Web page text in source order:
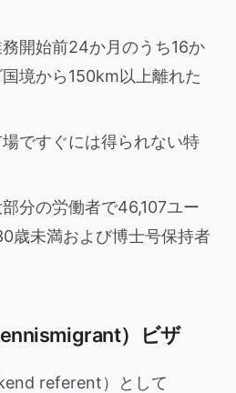
開始前24か月のうち16か
境から150km以上離れた
ですぐには得られない特
分の労働者で46,107ユー
歳未満および博士号保持者
）ビザ
referent）として